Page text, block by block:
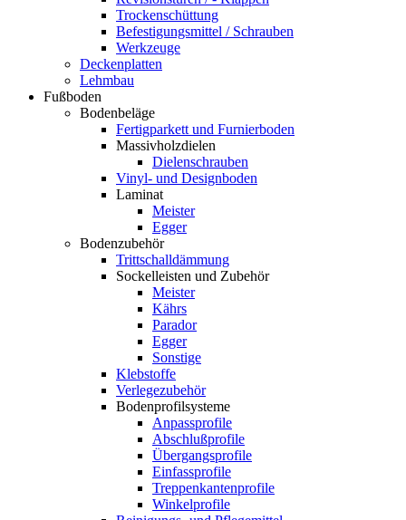
Trockenschüttung
Befestigungsmittel / Schrauben
Werkzeuge
Deckenplatten
Lehmbau
Fußboden
Bodenbeläge
Fertigparkett und Furnierboden
Massivholzdielen
Dielenschrauben
Vinyl- und Designboden
Laminat
Meister
Egger
Bodenzubehör
Trittschalldämmung
Sockelleisten und Zubehör
Meister
Kährs
Parador
Egger
Sonstige
Klebstoffe
Verlegezubehör
Bodenprofilsysteme
Anpassprofile
Abschlußprofile
Übergangsprofile
Einfassprofile
Treppenkantenprofile
Winkelprofile